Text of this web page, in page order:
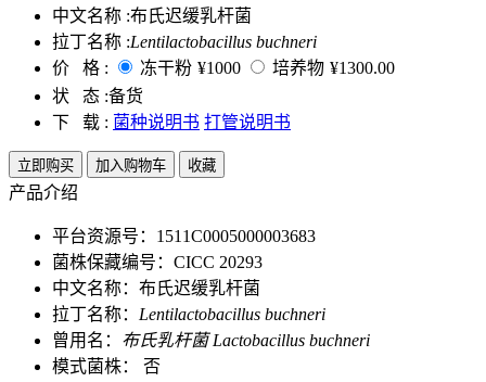
中文名称 :布氏迟缓乳杆菌
拉丁名称 :Lentilactobacillus buchneri
价 格 :
冻干粉 ¥1000 培养物 ¥1300.00
状 态 :备货
下 载 : 菌种说明书 打管说明书
立即购买 加入购物车 收藏
产品介绍
平台资源号：1511C0005000003683
菌株保藏编号：CICC 20293
中文名称：布氏迟缓乳杆菌
拉丁名称： Lentilactobacillus buchneri
曾用名： 布氏乳杆菌 Lactobacillus buchneri
模式菌株： 否